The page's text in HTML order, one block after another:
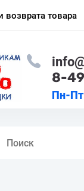
товара
8-
Пн-